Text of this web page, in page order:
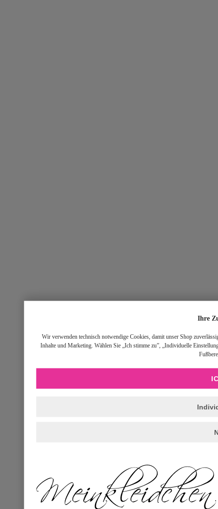
Ihre
Wir verwenden technisch notwendige Cookies, damit unser Shop
Inhalte und Marketing. Wählen Sie „Ich stimme zu”, „Individuelle